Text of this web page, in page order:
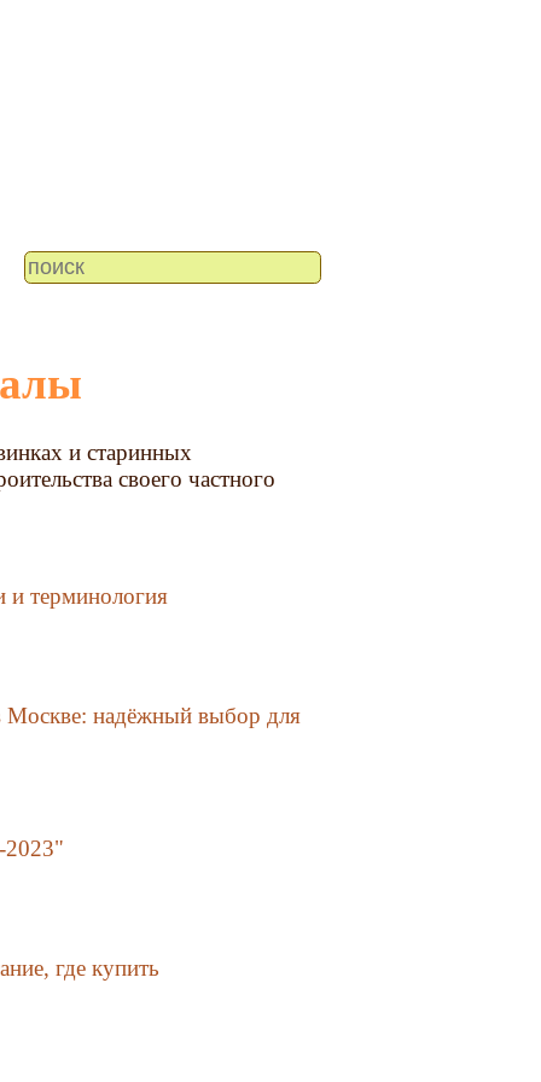
и старинных
своего частного
и терминология
Москве: надёжный выбор для
2023"
где купить